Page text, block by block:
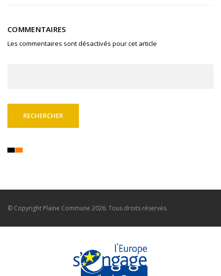
COMMENTAIRES
Les commentaires sont désactivés pour cet article
© Copyright Plaine Commune 2026. Tous droits réservés.